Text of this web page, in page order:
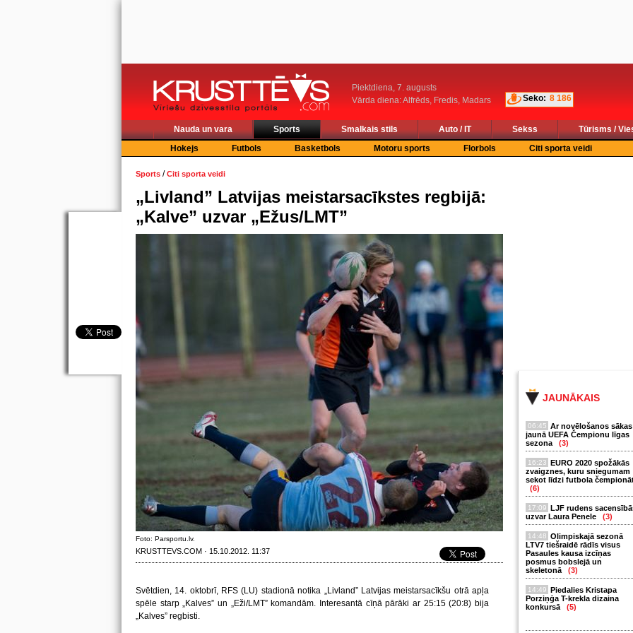
Piektdiena, 7. augusts
Vārda diena: Alfrēds, Fredis, Madars
Seko: 8 186
Nauda un vara Sports Smalkais stils Auto / IT Sekss
Tūrisms /
Hokejs
Futbols Basketbols Motoru sports Florbols Citi sporta veidi
JAUNĀKAIS
06:45 Ar novēlošanos sākas
jaunā UEFA Čempionu līgas
sezona
(3)
16:23 EURO 2020 spožākās
zvaigznes, kuru sniegumam
sekot līdzi futbola
(6)
17:09 LJF rudens
uzvar Laura Penele
(3)
14:48 Olimpiskajā sezonā
LTV7 tiešraidē rādīs visus
Pasaules kausa izcīņas
posmus bobslejā un
skeletonā
(3)
14:49 Piedalies Kristapa
Porziņģa T-krekla dizaina
konkursā
(5)
Sports /Citi sporta veidi
„Livland” Latvijas meistarsacīkstes regbijā:
„Kalve” uzvar „Ežus/LMT”
Foto: Parsportu.lv.
KRUSTTEVS.COM · 15.10.2012. 11:37
Svētdien, 14. oktobrī, RFS (LU) stadionā notika „Livland” Latvijas meistarsacīkšu otrā apļa
spēle starp „Kalves” un „Eži/LMT” komandām. Interesantā cīņā pārāki ar 25:15 (20:8) bija
„Kalves” regbisti.